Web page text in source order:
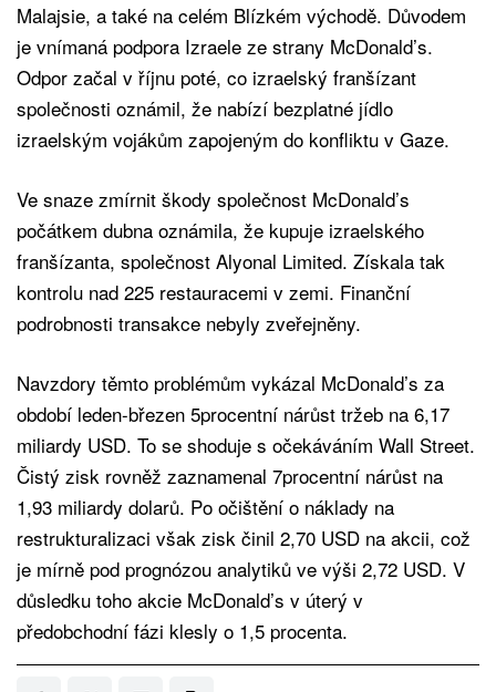
Malajsie, a také na celém Blízkém východě. Důvodem
je vnímaná podpora Izraele ze strany McDonald’s.
Odpor začal v říjnu poté, co izraelský franšízant
společnosti oznámil, že nabízí bezplatné jídlo
izraelským vojákům zapojeným do konfliktu v Gaze.
Ve snaze zmírnit škody společnost McDonald’s
počátkem dubna oznámila, že kupuje izraelského
franšízanta, společnost Alyonal Limited. Získala tak
kontrolu nad 225 restauracemi v zemi. Finanční
podrobnosti transakce nebyly zveřejněny.
Navzdory těmto problémům vykázal McDonald’s za
období leden-březen 5procentní nárůst tržeb na 6,17
miliardy USD. To se shoduje s očekáváním Wall Street.
Čistý zisk rovněž zaznamenal 7procentní nárůst na
1,93 miliardy dolarů. Po očištění o náklady na
restrukturalizaci však zisk činil 2,70 USD na akcii, což
je mírně pod prognózou analytiků ve výši 2,72 USD. V
důsledku toho akcie McDonald’s v úterý v
předobchodní fázi klesly o 1,5 procenta.